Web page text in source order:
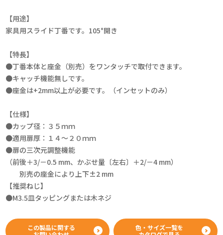
【用途】
家具用スライド丁番です。105°開き
【特長】
●丁番本体と座金（別売）をワンタッチで取付できます。
●キャッチ機能無しです。
●座金は+2mm以上が必要です。（インセットのみ）
【仕様】
●カップ径：３５ｍｍ
●適用扉厚：１４～２０ｍｍ
●扉の三次元調整機能
（前後＋3/－0.5 mm、かぶせ量〔左右〕＋2/－4 mm）
別売の座金により上下±2 mm
【推奨ねじ】
●M3.5皿タッピングまたは木ネジ
この製品に関する
色・サイズ一覧を